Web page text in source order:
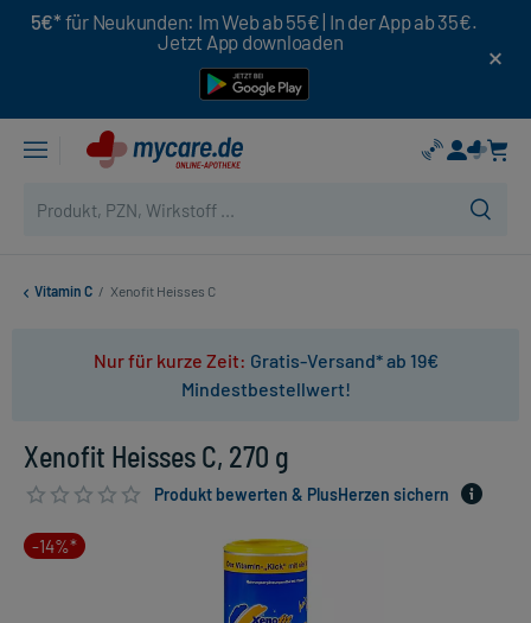
5€* für Neukunden: Im Web ab 55€ | In der App ab 35€.
Jetzt App downloaden
Vitamin C / Xenofit Heisses C
Nur für kurze Zeit: Gratis-Versand* ab 19€
Mindestbestellwert!
Xenofit Heisses C, 270 g
Produkt bewerten & PlusHerzen sichern
-14%*